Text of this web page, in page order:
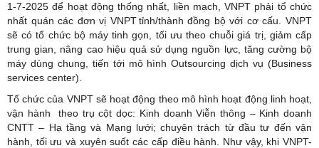
1-7-2025 để hoạt động thống nhất, liền mạch, VNPT phải tổ chức
nhất quán các đơn vị VNPT tỉnh/thành đồng bộ với cơ cấu. VNPT
sẽ có tổ chức bộ máy tinh gọn, tối ưu theo chuỗi giá trị, giảm cấp
trung gian, nâng cao hiệu quả sử dụng nguồn lực, tăng cường bộ
máy dùng chung, tiến tới mô hình Outsourcing dịch vụ (Business
services center).
Tổ chức của VNPT sẽ hoạt động theo mô hình hoạt động linh hoạt,
vận hành theo trụ cột dọc: Kinh doanh Viễn thông – Kinh doanh
CNTT – Hạ tầng và Mạng lưới; chuyên trách từ đầu tư đến vận
hành, tối ưu và xuyên suốt các cấp điều hành. Như vậy, khi VNPT-